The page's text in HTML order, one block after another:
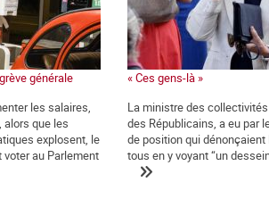
générale
les salaires,
alors que les
explosent, le
au Parlement
« Ces gens-là »
La ministre des
des Républicains, a eu par
de position qui dénonçaient
tous en y voyant “un